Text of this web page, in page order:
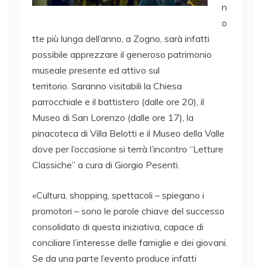
n
o
tte più lunga dell’anno, a Zogno, sarà infatti
possibile apprezzare il generoso patrimonio
museale presente ed attivo sul
territorio. Saranno visitabili la Chiesa
parrocchiale e il battistero (dalle ore 20), il
Museo di San Lorenzo (dalle ore 17), la
pinacoteca di Villa Belotti e il Museo della Valle
dove per l’occasione si terrà l’incontro “Letture
Classiche” a cura di Giorgio Pesenti.
«Cultura, shopping, spettacoli – spiegano i
promotori – sono le parole chiave del successo
consolidato di questa iniziativa, capace di
conciliare l’interesse delle famiglie e dei giovani.
Se da una parte l’evento produce infatti